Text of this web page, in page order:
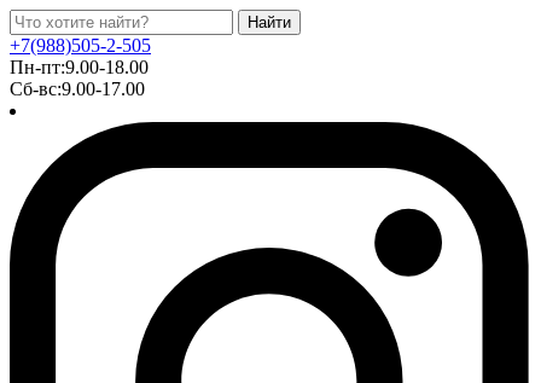
Найти
+7(988)505-2-505
Пн-пт:9.00-18.00
Сб-вс:9.00-17.00